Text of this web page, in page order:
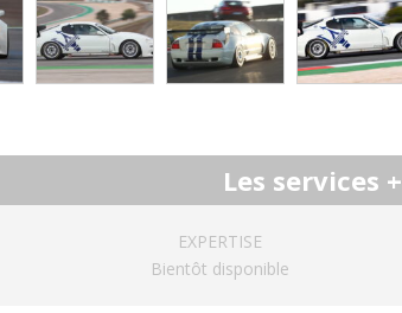
Les services +
EXPERTISE
Bientôt disponible